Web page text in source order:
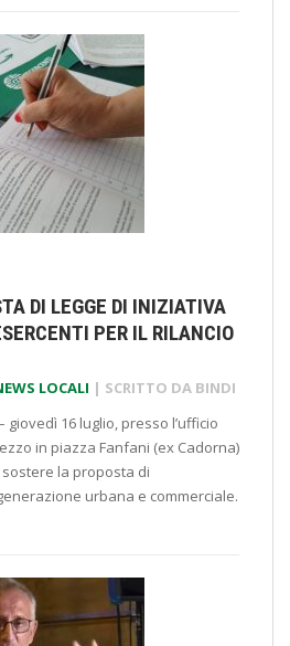
DI LEGGE DI INIZIATIVA
PER IL RILANCIO
LOCALI | SCRITTO DA BINDI
giovedì 16 luglio, presso l’ufficio
in piazza Fanfani (ex Cadorna)
la proposta di
urbana e commerciale.